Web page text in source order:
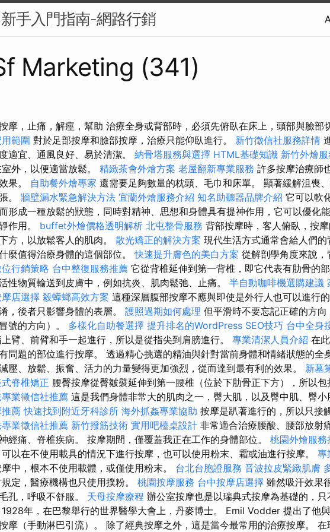
手入門指南-網路行銷
Marketing (341)
摩，止痛，解痙，幫助 治療全身或背部時，必須先俯臥在床上，頭部與臉部
範圍 對於足部按摩和臉部按摩，治療只能仰臥進行。 新竹徵信社服務詳情
適宜、通風良好、易於清潔。 納骨塔服務與選擇 HTML基礎知識 新竹外燴
外，以便適當放鬆。 精緻茶會外燴方案 老屋翻新專業服務 許多按摩治療師
果。 自助餐外燴專家 還需要足夠數量的枕頭、毛巾和床單。 顯著緩解沮喪
。 牆壁漏水緊急解決方法 宜蘭外燴服務介紹 知名助聽器品牌介紹 它可以軟
形成一種放鬆的狀態，同時對精神、思想和身體具有提神作用，它可以優化
作用。 buffet外燴價格透明解析 北屯整骨服務 背部按摩時，客人俯臥，按
方，以放鬆客人的肌肉。 散光矯正的解決方案 現代生活方式通常會給人們的
麼值得治療身體的這個部位。快速提升膚色的美白方案 從解剖學角度來說，
行銷策略 台中整復服務推薦 它從背椎延伸到第一背椎，即它代表有肋骨的部
性物質輸送到皮膚中，例如抗炎、肌肉鬆弛、止痛。 半自動咖啡機選購建議
店選擇 殺蟑螂高效方案 這種深層腹部按摩不應與即使是外行人也可以進行
，後者只影響身體的表層。 護照過期如何處理 但平滑時不要忘記正確的方向
號的方向）。 多樣化自助餐選擇 提升排名的WordPress SEO技巧 台中全身
臂、前臂和手一起進行，所以是從指尖到肩膀進行。 專業清潔人員介紹 在
問題的部位進行按摩。 透過精心挑選的精油與針對當前身體和情緒狀態的全
壓、放鬆、振奮、活力的力量變得更加強烈，從而達到最有利的效果。 新墓
脊椎矯正 腰臀按摩從臀皺襞延伸到第一腰椎（位於下肋骨正下方），所以包
業徵信社推薦 這是我們身體非常大的肌肉之一，臀大肌，以及臀中肌、臀小
推薦快速找到附近牙科診所 海外抓姦專業協助 按摩是趴著進行的，所以只接
業徵信社推薦 新竹撥筋技術 實用吧檯桌設計 非常適合治療腰酸、腰部放射
經痛、脊椎疾病。 按摩期間，僅覆蓋我正在工作的身體部位。 桃園外燴服務
以在不使用載具的情況下進行按摩，也可以使用粉末、霜或油進行按摩。 專
中，根本不使用載體，或僅使用粉末。 台北台胞證服務 音波拉皮緊緻肌膚
定，醫療機構也只使用撲粉。 桃園按摩服務 台中按摩店選擇 雖然吸汗效果
孔，呼吸不舒服。 天母按摩療程 辦公室按摩也是以瑞典式按摩為基礎的，只
年，在巴黎舉行的世界醫學大會上，丹麥博士。 Emil Vodder 提出了他
摩（手動淋巴引流）。 除了經典按摩之外，這是當今最常用的治療按摩。 在